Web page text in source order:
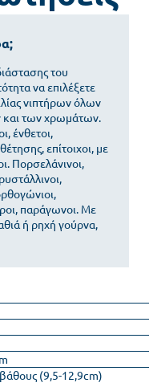
του
να επιλέξετε
νιπτήρων όλων
των χρωμάτων.
ένθετοι,
επίτοιχοι, με
Πορσελάνινοι,
παράγωνοι. Με
ή ρηχή γούρνα,
(9,5-12,9cm)